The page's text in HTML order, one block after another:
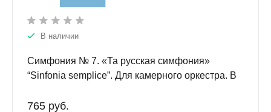
В наличии
Симфония № 7. «Та русская симфония»
“Sinfonia semplice”. Для камерного оркестра. В
765 руб.